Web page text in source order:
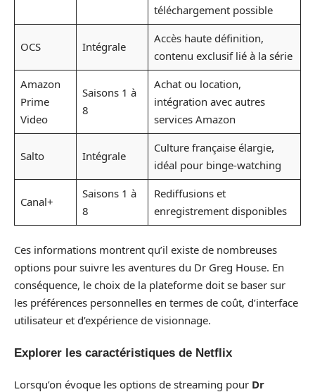
téléchargement possible
OCS Intégrale
Accès haute définition,
contenu exclusif lié à la série
Amazon
Prime
Video
Saisons 1 à
8
Achat ou location,
intégration avec autres
services Amazon
Salto Intégrale
Culture française élargie,
idéal pour binge-watching
Canal+
Saisons 1 à
8
Rediffusions et
enregistrement disponibles
Ces informations montrent qu’il existe de nombreuses
options pour suivre les aventures du Dr Greg House. En
conséquence, le choix de la plateforme doit se baser sur
les préférences personnelles en termes de coût, d’interface
utilisateur et d’expérience de visionnage.
Explorer les caractéristiques de Netflix
Lorsqu’on évoque les options de streaming pour Dr